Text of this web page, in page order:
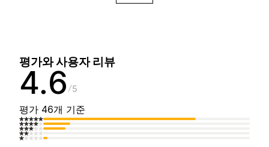
평가와 사용자 리뷰
4.6 5
평가 46개 기준